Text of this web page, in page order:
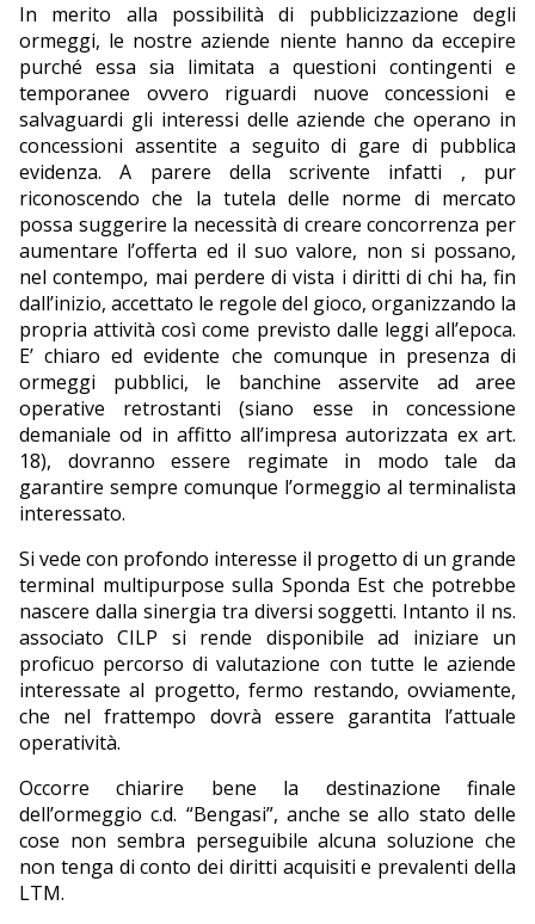
In merito alla possibilità di pubblicizzazione degli
ormeggi, le nostre aziende niente hanno da eccepire
purché essa sia limitata a questioni contingenti e
temporanee ovvero riguardi nuove concessioni e
salvaguardi gli interessi delle aziende che operano in
concessioni assentite a seguito di gare di pubblica
evidenza. A parere della scrivente infatti , pur
riconoscendo che la tutela delle norme di mercato
possa suggerire la necessità di creare concorrenza per
aumentare l’offerta ed il suo valore, non si possano,
nel contempo, mai perdere di vista i diritti di chi ha, fin
dall’inizio, accettato le regole del gioco, organizzando la
propria attività così come previsto dalle leggi all’epoca.
E’ chiaro ed evidente che comunque in presenza di
ormeggi pubblici, le banchine asservite ad aree
operative retrostanti (siano esse in concessione
demaniale od in affitto all’impresa autorizzata ex art.
18), dovranno essere regimate in modo tale da
garantire sempre comunque l’ormeggio al terminalista
interessato.
Si vede con profondo interesse il progetto di un grande
terminal multipurpose sulla Sponda Est che potrebbe
nascere dalla sinergia tra diversi soggetti. Intanto il ns.
associato CILP si rende disponibile ad iniziare un
proficuo percorso di valutazione con tutte le aziende
interessate al progetto, fermo restando, ovviamente,
che nel frattempo dovrà essere garantita l’attuale
operatività.
Occorre chiarire bene la destinazione finale
dell’ormeggio c.d. “Bengasi”, anche se allo stato delle
cose non sembra perseguibile alcuna soluzione che
non tenga di conto dei diritti acquisiti e prevalenti della
LTM.